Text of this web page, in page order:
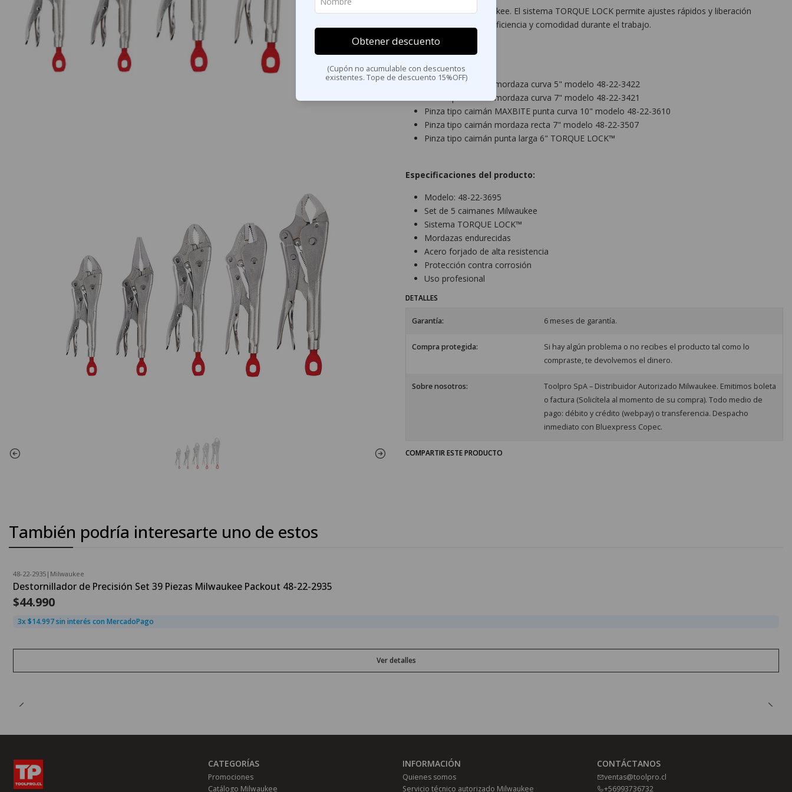
Calidad superior Milwaukee. El sistema TORQUE LOCK permite ajustes rápidos y liberación
sencilla, mejorando la eficiencia y comodidad durante el trabajo.
Pinza tipo caimán mordaza curva 5" modelo 48-22-3422
Pinza tipo caimán mordaza curva 7" modelo 48-22-3421
Pinza tipo caimán MAXBITE punta curva 10" modelo 48-22-3610
Pinza tipo caimán mordaza recta 7" modelo 48-22-3507
Pinza tipo caimán punta larga 6" TORQUE LOCK™
Especificaciones del producto:
Modelo: 48-22-3695
Set de 5 caimanes Milwaukee
Sistema TORQUE LOCK™
Mordazas endurecidas
Acero forjado de alta resistencia
Protección contra corrosión
Uso profesional
DETALLES
Garantía: 6 meses de garantía.
Compra protegida:
Si hay algún problema o no recibes el producto tal como lo
compraste, te devolvemos el dinero.
Sobre nosotros:
Toolpro SpA – Distribuidor Autorizado Milwaukee. Emitimos boleta
o factura (Solicítela al momento de su compra). Todo medio de
pago: débito y crédito (webpay) o transferencia. Despacho
inmediato con Bluexpress Copec.
COMPARTIR ESTE PRODUCTO
También podría interesarte uno de estos
Agotado
48-22-2935| Milwaukee
Destornillador de Precisión Set 39 Piezas Milwaukee Packout 48-22-2935
$44.990
3x $14.997 sin interés con MercadoPago
Ver detalles
CATEGORÍAS
Promociones
Catálogo Milwaukee
INFORMACIÓN
Quienes somos
Servicio técnico autorizado Milwaukee
CONTÁCTANOS
ventas@toolpro.cl
+56993736732
Obtener descuento
(Cupón no acumulable con descuentos
existentes. Tope de descuento 15%OFF)